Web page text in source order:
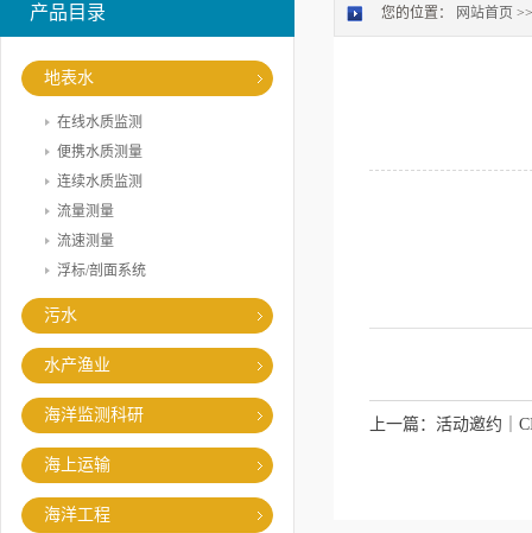
产品目录
地表水
在线水质监测
便携水质测量
连续水质监测
流量测量
流速测量
浮标/剖面系统
污水
水产渔业
海洋监测科研
海上运输
海洋工程
您的位置： 网站首页
上一篇： 活动邀约｜